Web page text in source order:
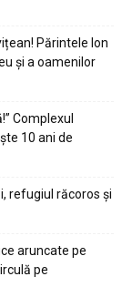
Părintele Ion
și a oamenilor
Complexul
10 ani de
refugiul răcoros și
aruncate pe
pe